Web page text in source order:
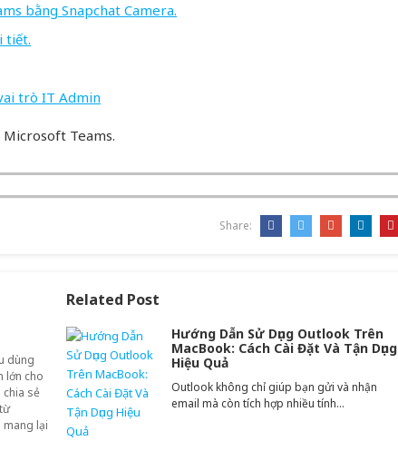
bằng Snapchat Camera.
tiết.
trò IT Admin
Teams.
Share:
dùng
lớn cho
sẻ
mang lại
Related Post
Hướng Dẫn Sử Dụng Outlook Trên
MacBook: Cách Cài Đặt Và Tận Dụng
Hiệu Quả
Outlook không chỉ giúp bạn gửi và nhận
email mà còn tích hợp nhiều tính…